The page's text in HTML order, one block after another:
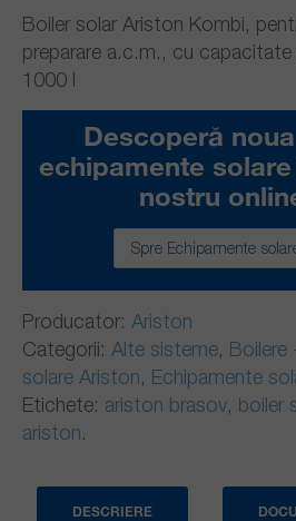
Boiler solar Ariston Kombi,
preparare a.c.m., cu
1000 l
Descoperă
echipamente
nostru
Spre Echipamente
Producator: Ariston
Categorii: Alte sisteme, Boilere
solare Ariston, Echipamente
Etichete: ariston brasov, boiler
ariston.
DESCRIERE